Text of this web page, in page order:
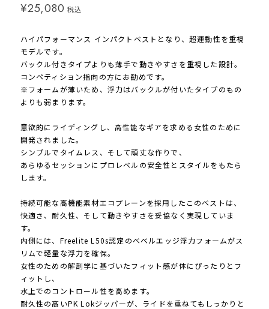
¥25,080 税込
ハイパフォーマンス インパクトベストとなり、超運動性を重視
モデルです。
バックル付きタイプよりも薄手で動きやすさを重視した設計。
コンペティション指向の方にお勧めです。
※フォームが薄いため、浮力はバックルが付いたタイプのもの
よりも弱まります。
意欲的にライディングし、高性能なギアを求める女性のために
開発されました。
シンプルでタイムレス、そして頑丈な作りで、
あらゆるセッションにプロレベルの安全性とスタイルをもたら
します。
持続可能な高機能素材エコプレーンを採用したこのベストは、
快適さ、耐久性、そして動きやすさを妥協なく実現していま
す。
内側には、Freelite L50s認定のベベルエッジ浮力フォームがス
リムで軽量な浮力を確保。
女性のための解剖学に基づいたフィット感が体にぴったりとフ
ィットし、
水上でのコントロール性を高めます。
耐久性の高いPK Lokジッパーが、ライドを重ねてもしっかりと